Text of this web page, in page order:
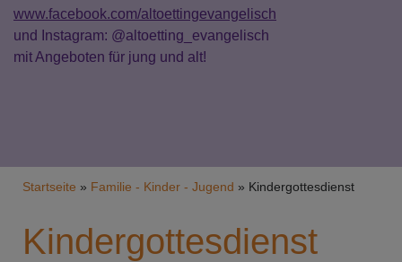
www.facebook.com/altoettingevangelisch
und Instagram: @altoetting_evangelisch
mit Angeboten für jung und alt!
Breadcrumb
Startseite Familie - Kinder - Jugend Kindergottesdienst
Kindergottesdienst